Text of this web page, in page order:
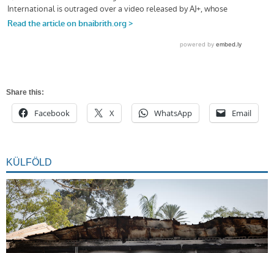
Share this:
Facebook X WhatsApp Email
KÜLFÖLD